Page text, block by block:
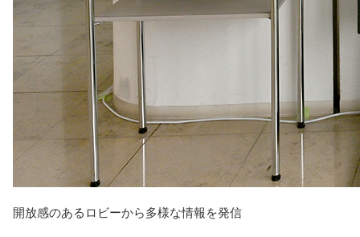
開放感のあるロビーから多様な情報を発信